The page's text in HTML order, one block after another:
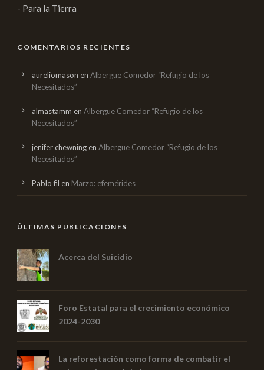
- Para la Tierra
COMENTARIOS RECIENTES
aureliomason en Albergue Comedor “Refugio de los
Necesitados”
almastamm en Albergue Comedor “Refugio de los
Necesitados”
jenifer chewningen Albergue Comedor “Refugio de los
Necesitados”
Pablo fil en Marzo: efemérides
ÚLTIMAS PUBLICACIONES
Acerca del Suicidio
Foro Estatal para el crecimiento económico
2024-2030
La reforestación como forma de combatir el